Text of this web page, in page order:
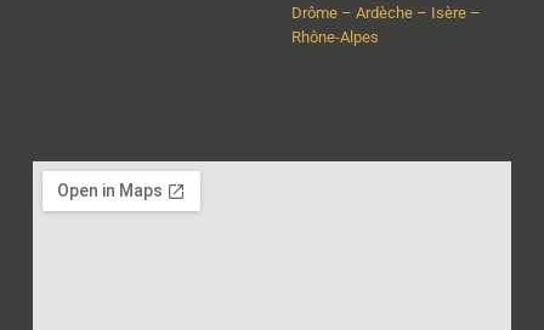
Drôme – Ardèche – Isère –
Rhône-Alpes